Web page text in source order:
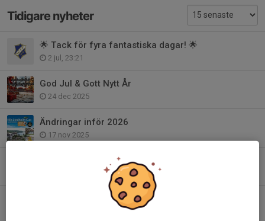
Tidigare nyheter
🌟 Tack för fyra fantastiska dagar! 🌟
2 jul, 23:21
God Jul & Gott Nytt År
24 dec 2025
Ändringar inför 2026
17 nov 2025
Registrera ledare och spelare